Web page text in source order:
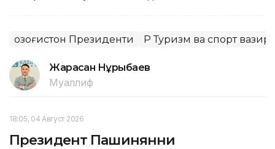
Қозоғистон Президенти ҚР Туризм ва спорт
Жарасқан Нұрыбаев
Муаллиф
18:05, 04 Август 2026
Президент Пашинянни